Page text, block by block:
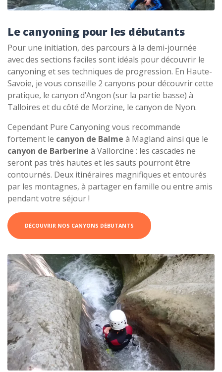
Le canyoning pour les débutants
Pour une initiation, des parcours à la demi-journée
avec des sections faciles sont idéals pour découvrir le
canyoning et ses techniques de progression. En Haute-
Savoie, je vous conseille 2 canyons pour découvrir cette
pratique, le canyon d’Angon (sur la partie basse) à
Talloires et du côté de Morzine, le canyon de Nyon.
Cependant Pure Canyoning vous recommande
fortement le canyon de Balme à Magland ainsi que le
canyon de Barberine à Vallorcine : les cascades ne
seront pas très hautes et les sauts pourront être
contournés. Deux itinéraires magnifiques et entourés
par les montagnes, à partager en famille ou entre amis
pendant votre séjour !
DÉCOUVRIR NOS CANYONS DÉBUTANTS